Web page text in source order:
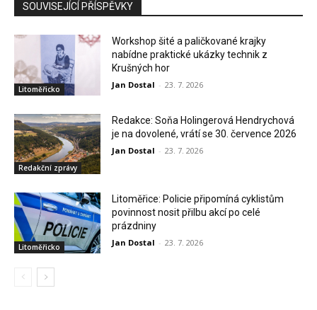
SOUVISEJÍCÍ PŘÍSPĚVKY
Litoměřicko
Workshop šité a paličkované krajky
nabídne praktické ukázky technik z
Krušných hor
Jan Dostal - 23. 7. 2026
Redakční zprávy
Redakce: Soňa Holingerová Hendrychová
je na dovolené, vrátí se 30. července 2026
Jan Dostal - 23. 7. 2026
Litoměřicko
Litoměřice: Policie připomíná cyklistům
povinnost nosit přilbu akcí po celé
prázdniny
Jan Dostal - 23. 7. 2026